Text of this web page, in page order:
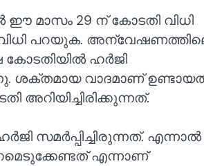
മാസം 29 ന് കോടതി വിധി
പറയുക.
കോടതിയിൽ ഹര്‍ജി
ശക്തമായ വാദമാണ്
സമര്‍പ്പിച്ചിരുന്നത്. എന്നാൽ
എന്നാണ്